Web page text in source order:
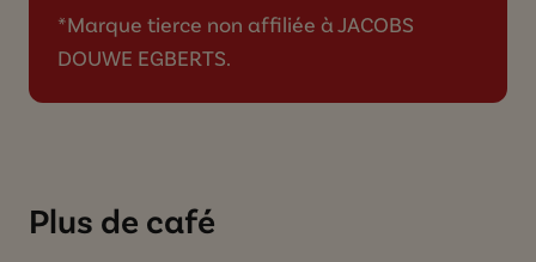
*Marque tierce non affiliée à JACOBS
DOUWE EGBERTS.
Plus de café